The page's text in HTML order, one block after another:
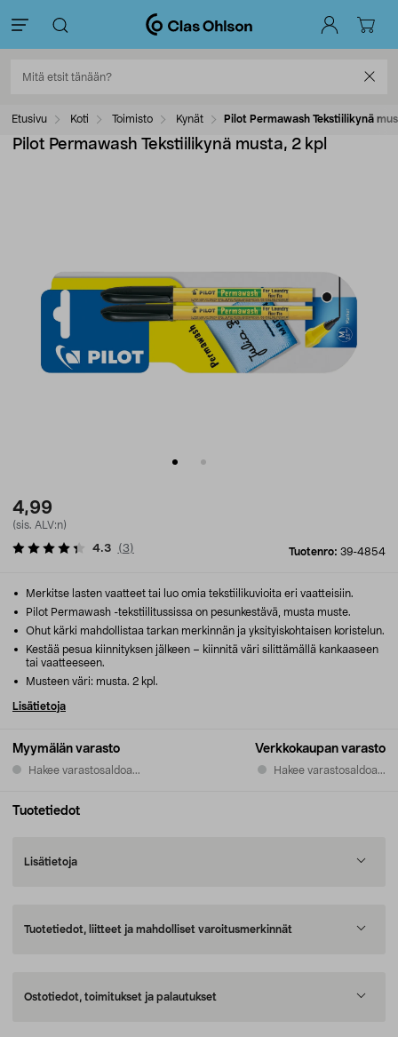
Etusivu Koti Toimisto Kynät Pilot Permawash Tekstiilikynä
Pilot Permawash Tekstiilikynä musta, 2 kpl
4,99
(sis. ALV:n)
Tuotenro: 39-4854
4.3 (3)
Myymälän varasto
Hakee varastosaldoa...
Verkkokaupan varasto
Hakee varastosaldoa...
Merkitse lasten vaatteet tai luo omia tekstiilikuvioita eri vaatteisiin.
Pilot Permawash -tekstiilitussissa on pesunkestävä, musta muste.
Ohut kärki mahdollistaa tarkan merkinnän ja yksityiskohtaisen koristelun.
Kestää pesua kiinnityksen jälkeen – kiinnitä väri silittämällä kankaaseen
tai vaatteeseen.
Musteen väri: musta. 2 kpl.
Lisätietoja
Tuotetiedot
Lisätietoja
Tuotetiedot, liitteet ja mahdolliset varoitusmerkinnät
Ostotiedot, toimitukset ja palautukset